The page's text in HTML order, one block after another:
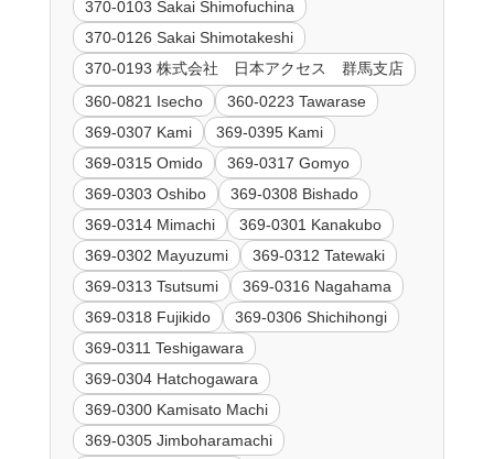
370-0103 Sakai Shimofuchina
370-0126 Sakai Shimotakeshi
370-0193 株式会社 日本アクセス 群馬支店
360-0821 Isecho
360-0223 Tawarase
369-0307 Kami
369-0395 Kami
369-0315 Omido
369-0317 Gomyo
369-0303 Oshibo
369-0308 Bishado
369-0314 Mimachi
369-0301 Kanakubo
369-0302 Mayuzumi
369-0312 Tatewaki
369-0313 Tsutsumi
369-0316 Nagahama
369-0318 Fujikido
369-0306 Shichihongi
369-0311 Teshigawara
369-0304 Hatchogawara
369-0300 Kamisato Machi
369-0305 Jimboharamachi